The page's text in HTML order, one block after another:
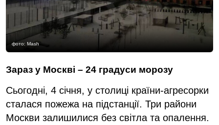
фото: Mash
Зараз у Москві – 24 градуси морозу
Сьогодні, 4 січня, у столиці країни-агресорки
сталася пожежа на підстанції. Три райони
Москви залишилися без світла та опалення.